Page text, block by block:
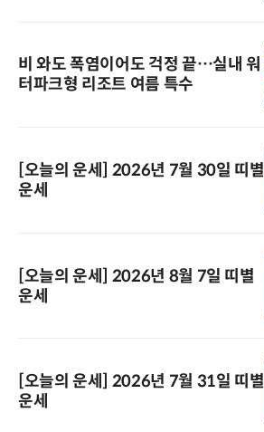
비 와도 폭염이어도 걱정 끝…실내 워
터파크형 리조트 여름 특수
[오늘의 운세] 2026년 7월 30일 띠별
운세
[오늘의 운세] 2026년 8월 7일 띠별
운세
[오늘의 운세] 2026년 7월 31일 띠별
운세